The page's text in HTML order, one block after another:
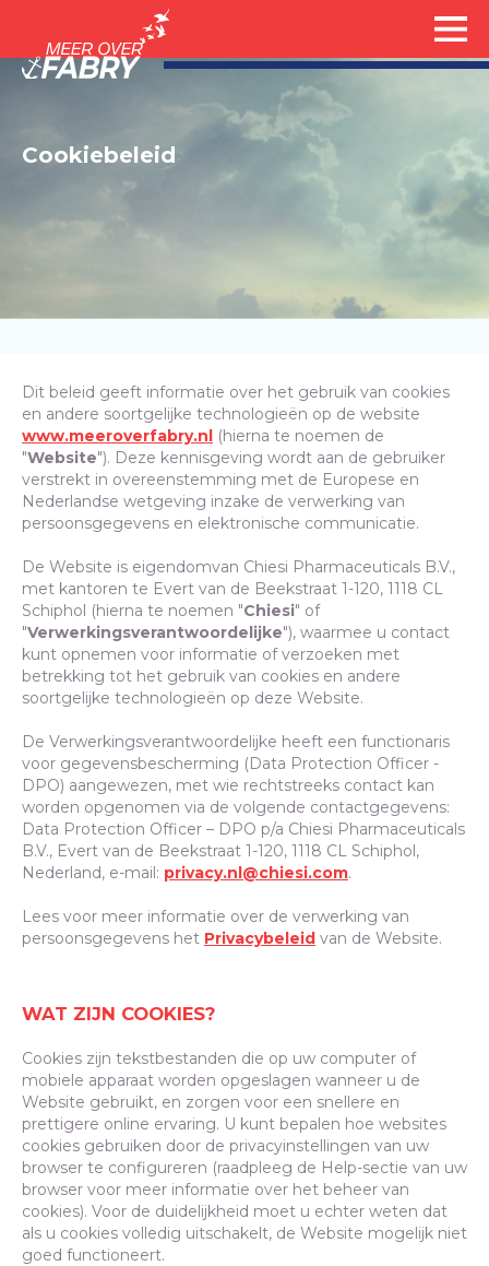
Cookiebeleid
Dit beleid geeft informatie over het gebruik van cookies
en andere soortgelijke technologieën op de website
www.meeroverfabry.nl
(hierna te noemen de
"Website"). Deze kennisgeving wordt aan de gebruiker
verstrekt in overeenstemming met de Europese en
Nederlandse wetgeving inzake de verwerking van
persoonsgegevens en elektronische communicatie.
De Website is eigendomvan Chiesi Pharmaceuticals B.V.,
met kantoren te Evert van de Beekstraat 1-120, 1118 CL
Schiphol (hierna te noemen "Chiesi" of
"Verwerkingsverantwoordelijke"), waarmee u contact
kunt opnemen voor informatie of verzoeken met
betrekking tot het gebruik van cookies en andere
soortgelijke technologieën op deze Website.
De Verwerkingsverantwoordelijke heeft een functionaris
voor gegevensbescherming (Data Protection Officer -
DPO) aangewezen, met wie rechtstreeks contact kan
worden opgenomen via de volgende contactgegevens:
Data Protection Officer – DPO p/a Chiesi Pharmaceuticals
B.V., Evert van de Beekstraat 1-120, 1118 CL Schiphol,
Nederland, e-mail: privacy.nl@chiesi.com.
Lees voor meer informatie over de verwerking van
persoonsgegevens het Privacybeleid van de Website.
WAT ZIJN COOKIES?
Cookies zijn tekstbestanden die op uw computer of
mobiele apparaat worden opgeslagen wanneer u de
Website gebruikt, en zorgen voor een snellere en
prettigere online ervaring. U kunt bepalen hoe websites
cookies gebruiken door de privacyinstellingen van uw
browser te configureren (raadpleeg de Help-sectie van uw
browser voor meer informatie over het beheer van
cookies). Voor de duidelijkheid moet u echter weten dat
als u cookies volledig uitschakelt, de Website mogelijk niet
goed functioneert.